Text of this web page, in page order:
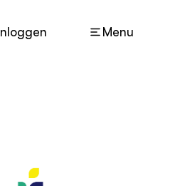
Inloggen Menu